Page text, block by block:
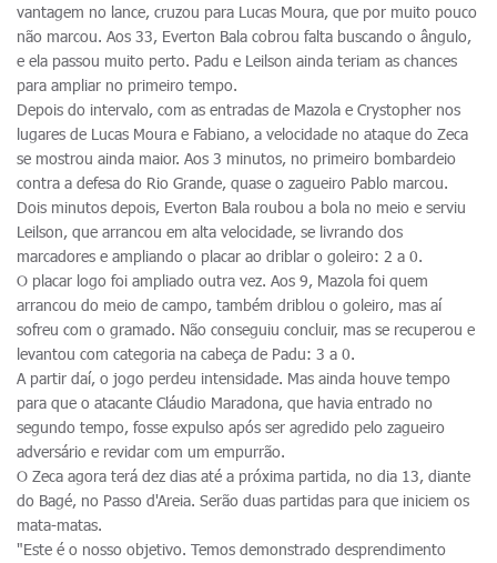
vantagem no lance, cruzou para Lucas Moura, que por muito pouco
não marcou. Aos 33, Everton Bala cobrou falta buscando o ângulo,
e ela passou muito perto. Padu e Leilson ainda teriam as chances
para ampliar no primeiro tempo.
Depois do intervalo, com as entradas de Mazola e Crystopher nos
lugares de Lucas Moura e Fabiano, a velocidade no ataque do Zeca
se mostrou ainda maior. Aos 3 minutos, no primeiro bombardeio
contra a defesa do Rio Grande, quase o zagueiro Pablo marcou.
Dois minutos depois, Everton Bala roubou a bola no meio e serviu
Leilson, que arrancou em alta velocidade, se livrando dos
marcadores e ampliando o placar ao driblar o goleiro: 2 a 0.
O placar logo foi ampliado outra vez. Aos 9, Mazola foi quem
arrancou do meio de campo, também driblou o goleiro, mas aí
sofreu com o gramado. Não conseguiu concluir, mas se recuperou e
levantou com categoria na cabeça de Padu: 3 a 0.
A partir daí, o jogo perdeu intensidade. Mas ainda houve tempo
para que o atacante Cláudio Maradona, que havia entrado no
segundo tempo, fosse expulso após ser agredido pelo zagueiro
adversário e revidar com um empurrão.
O Zeca agora terá dez dias até a próxima partida, no dia 13, diante
do Bagé, no Passo d'Areia. Serão duas partidas para que iniciem os
mata-matas.
"Este é o nosso objetivo. Temos demonstrado desprendimento